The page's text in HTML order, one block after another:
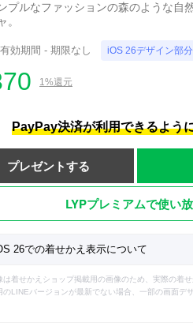
プルなファッションの森のような自
。
効期間 - 期限なし iOS 26デザイン部
1%還元
PayPay決済が利用できるよう
プレゼントする
LYPプレミアムで使い
26での着せかえ表示について
は着せかえショップ掲載用の画像のため、実際の着
のLINEバージョンが最新でない場合、一部の画面デ